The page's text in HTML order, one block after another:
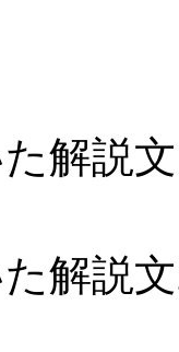
解説
解説